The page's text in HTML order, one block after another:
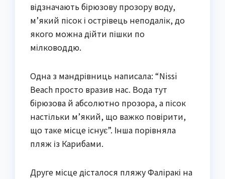
відзначають бірюзову прозору воду,
м’який пісок і острівець неподалік, до
якого можна дійти пішки по
мілководдю.
Одна з мандрівниць написала: “Nissi
Beach просто вразив нас. Вода тут
бірюзова й абсолютно прозора, а пісок
настільки м’який, що важко повірити,
що таке місце існує”. Інша порівняла
пляж із Карибами.
Друге місце дісталося пляжу Фаліракі на